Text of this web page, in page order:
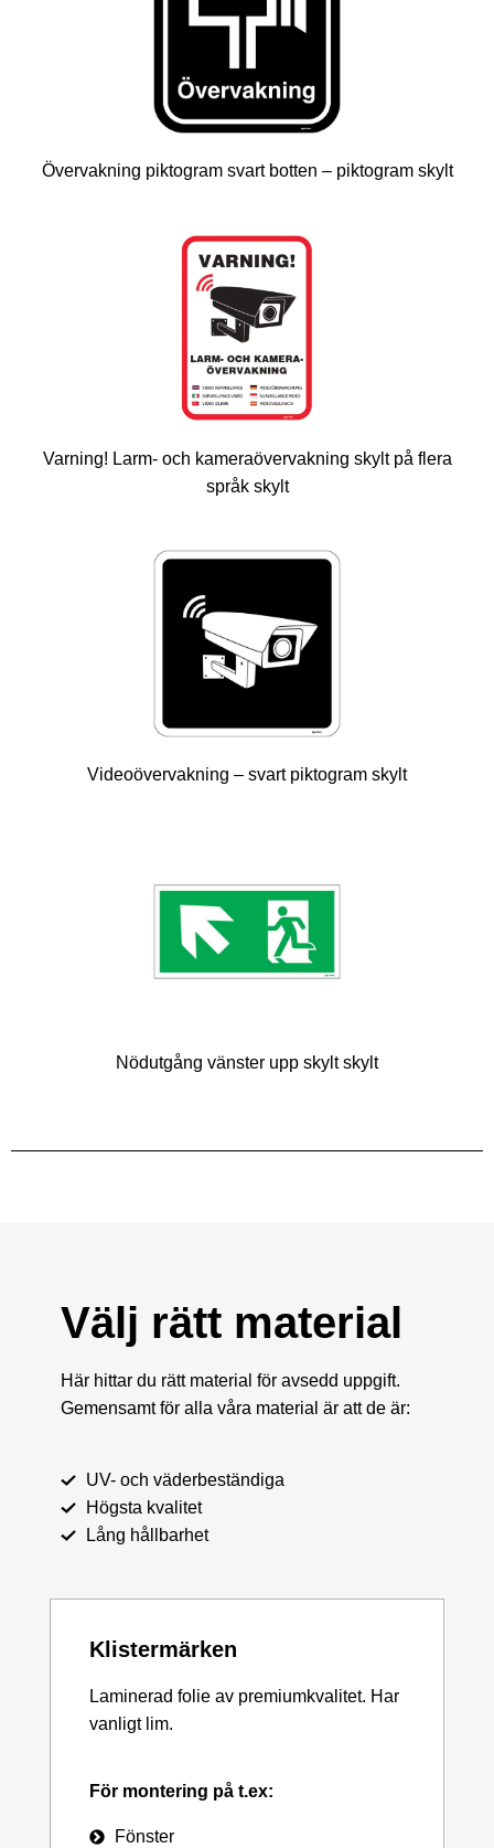
Övervakning piktogram svart botten – piktogram skylt
Varning! Larm- och kameraövervakning skylt på flera
språk skylt
Videoövervakning – svart piktogram skylt
Nödutgång vänster upp skylt skylt
Välj rätt material
Här hittar du rätt material för avsedd uppgift.
Gemensamt för alla våra material är att de är:
UV- och väderbeständiga
Högsta kvalitet
Lång hållbarhet
Klistermärken
Laminerad folie av premiumkvalitet. Har
vanligt lim.
För montering på t.ex:
Fönster